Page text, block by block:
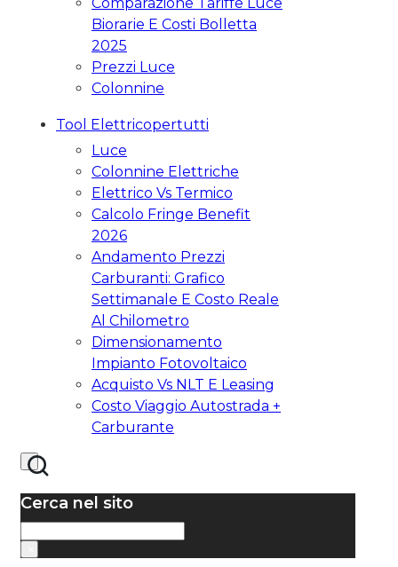
Biorarie E Costi Bolletta
2025
Prezzi Luce
Colonnine
Tool Elettricopertutti
Luce
Colonnine Elettriche
Elettrico Vs Termico
Calcolo Fringe Benefit
2026
Andamento Prezzi
Carburanti: Grafico
Settimanale E Costo Reale
Al Chilometro
Dimensionamento
Impianto Fotovoltaico
Acquisto Vs NLT E Leasing
Costo Viaggio Autostrada +
Carburante
Cerca nel sito